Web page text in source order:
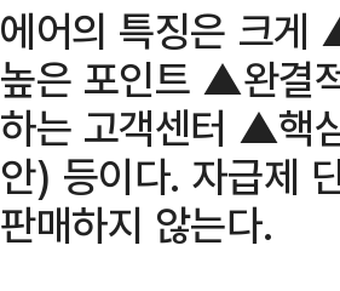
에어의 특징은 크
높은 포인트 ▲완결
하는 고객센터 ▲핵
안) 등이다. 자급제
판매하지 않는다.